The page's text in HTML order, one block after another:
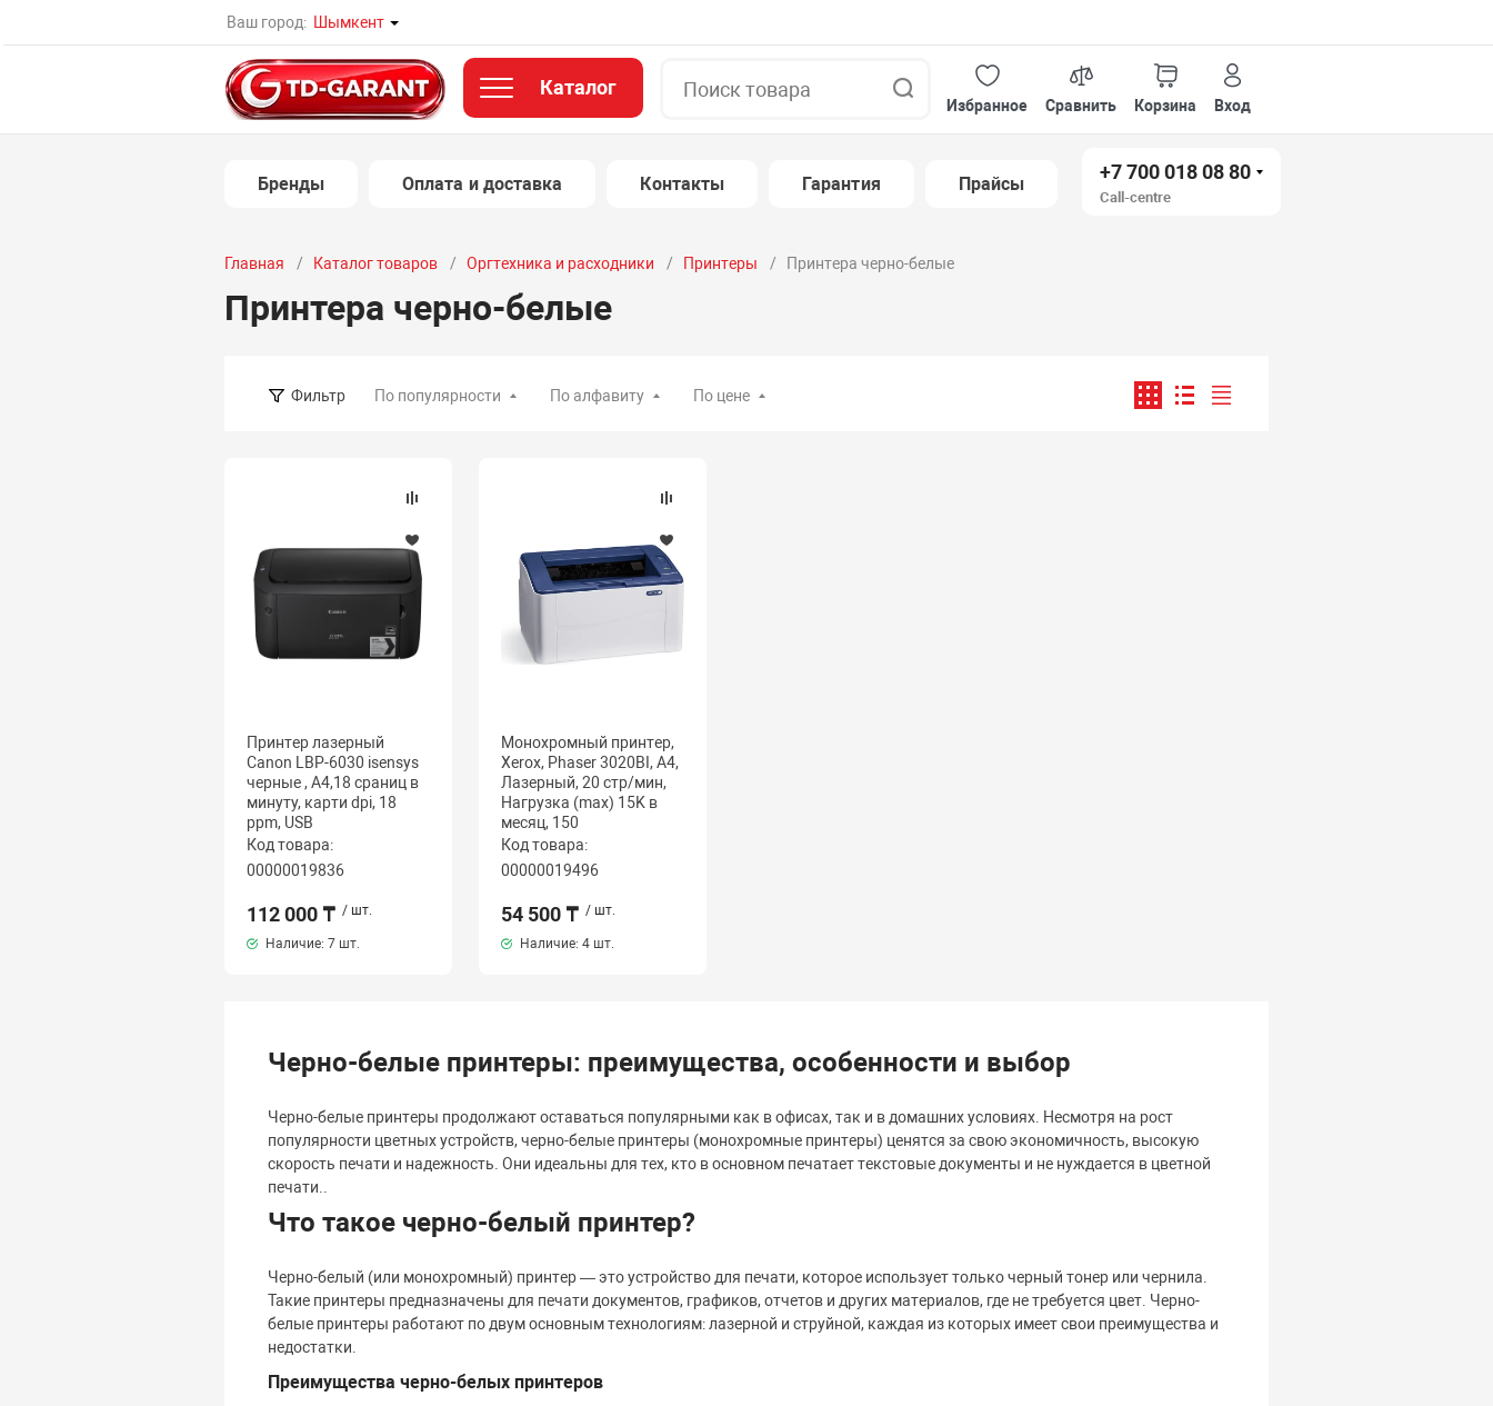
Ваш город: Шымкент
Каталог
Избранное
Сравнить Корзина Вход
Бренды Оплата и доставка Контакты Гарантия Прайсы
+7 700 018 08 80
Call-centre
Главная Каталог товаров Оргтехника и расходники Принтеры Принтера черно-белые
Принтера черно-белые
Фильтр По популярности По алфавиту По цене
Принтер лазерный
Canon LBP-6030 isensys
черные , A4,18 сраниц в
минуту, карти dpi, 18
ppm, USB
Код товара:
00000019836
112 000 ₸ / шт.
Наличие: 7 шт.
Монохромный принтер,
Xerox, Phaser 3020BI, A4,
Лазерный, 20 стр/мин,
Нагрузка (max) 15K в
месяц, 150
Код товара:
00000019496
54 500 ₸ / шт.
Наличие: 4 шт.
Черно-белые принтеры: преимущества, особенности и выбор
Черно-белые принтеры продолжают оставаться популярными как в офисах, так и в домашних условиях. Несмотря на рост
популярности цветных устройств, черно-белые принтеры (монохромные принтеры) ценятся за свою экономичность, высокую
скорость печати и надежность. Они идеальны для тех, кто в основном печатает текстовые документы и не нуждается в цветной
печати..
Что такое черно-белый принтер?
Черно-белый (или монохромный) принтер — это устройство для печати, которое использует только черный тонер или чернила.
Такие принтеры предназначены для печати документов, графиков, отчетов и других материалов, где не требуется цвет. Черно-
белые принтеры работают по двум основным технологиям: лазерной и струйной, каждая из которых имеет свои преимущества и
недостатки.
Преимущества черно-белых принтеров